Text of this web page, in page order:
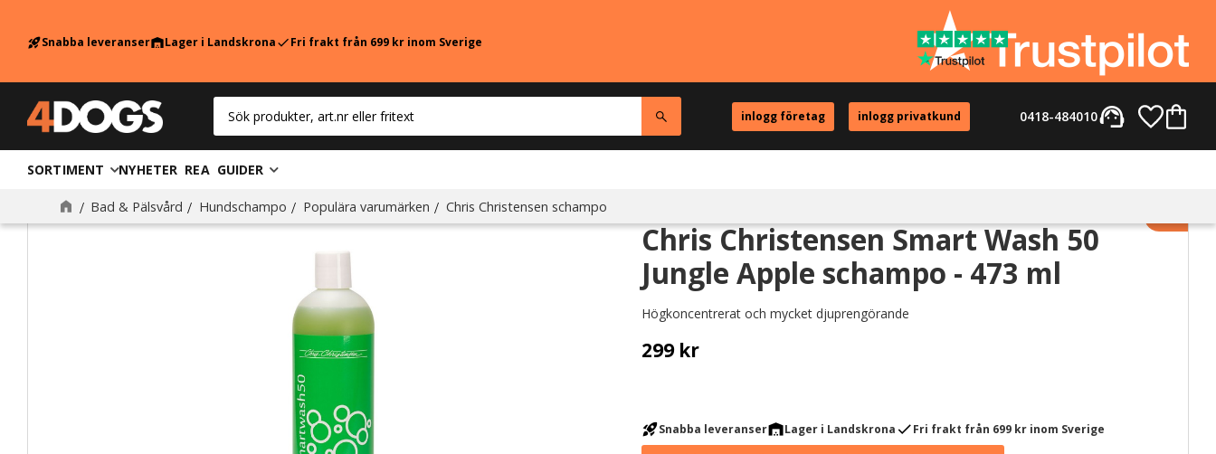
rocket_launchSnabba leveranserwarehouseLager i LandskronacheckFri frakt från 699 kr inom Sverige
inlogg företag inlogg privatkund support_agent
0418-484010
SORTIMENT NYHETER REA GUIDER
Bad & Pälsvård Hundschampo Populära varumärken Chris Christensen schampo
Chris Christensen Smart Wash 50
Jungle Apple schampo - 473 ml
Högkoncentrerat och mycket djuprengörande
299kr
Lägg
rocket_launchSnabba leveranserwarehouseLager i Landskrona checkFri frakt från 699 kr inom Sverige